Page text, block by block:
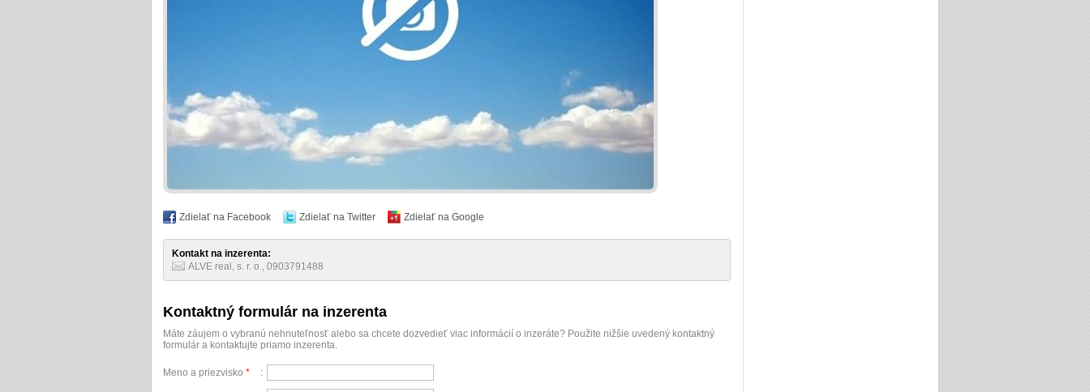
Zdielať na Facebook Zdielať na Twitter Zdielať na Google
Kontakt na inzerenta:
ALVE real, s. r. o., 0903791488
Kontaktný formulár na inzerenta
Máte záujem o vybranú nehnuteľnosť alebo sa chcete dozvedieť viac informácií o inzeráte? Použite nižšie uvedený kontaktný
formulár a kontaktujte priamo inzerenta.
Meno a priezvisko * :